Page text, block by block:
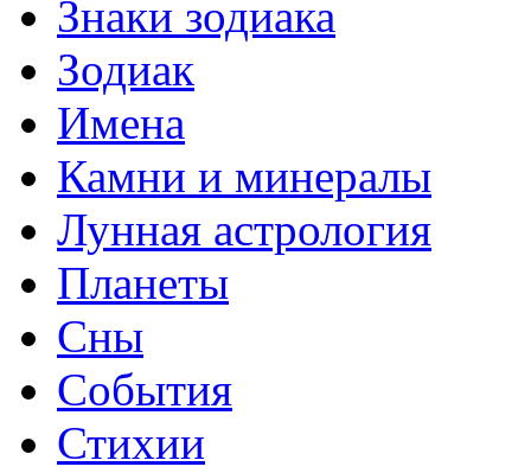
Знаки зодиака
Зодиак
Имена
Камни и минералы
Лунная астрология
Планеты
Сны
События
Стихии